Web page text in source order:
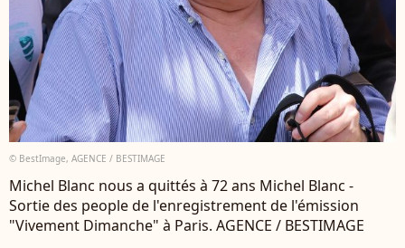
© BestImage, AGENCE / BESTIMAGE
Michel Blanc nous a quittés à 72 ans Michel Blanc -
Sortie des people de l'enregistrement de l'émission
"Vivement Dimanche" à Paris. AGENCE / BESTIMAGE